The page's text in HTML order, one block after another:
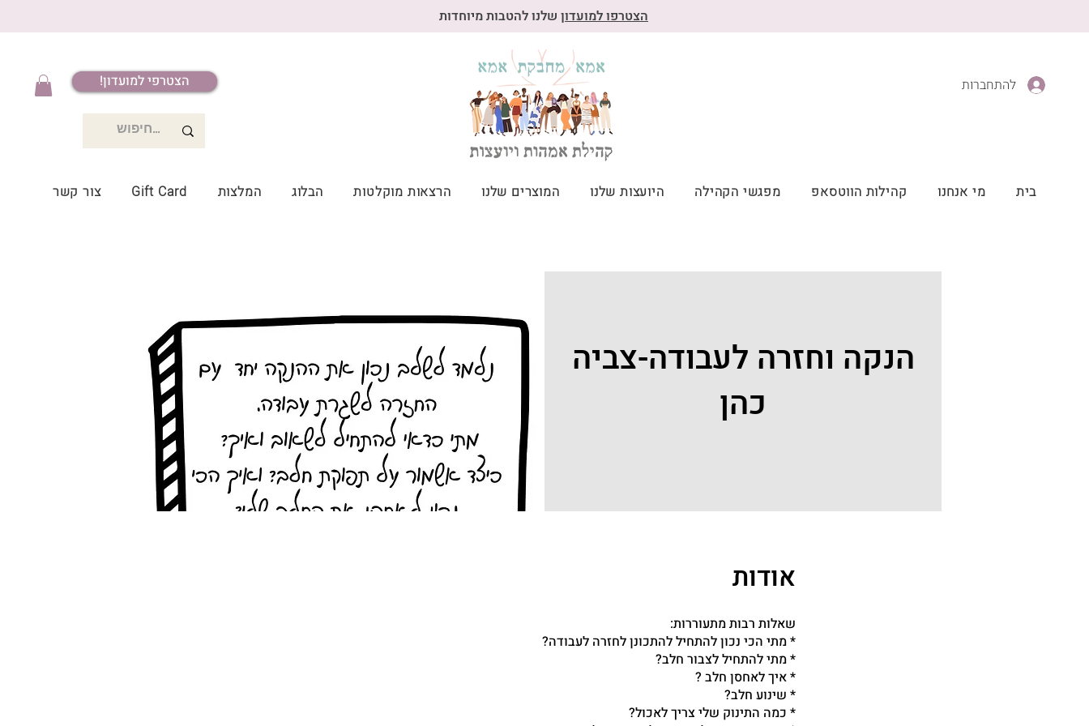
הצטרפו למועדון שלנו להטבות מיוחדות
הצטרפי למועדון! להתחברות
בית מי אנחנו קהילות הווטסאפ מפגשי הקהילה היועצות שלנו המוצרים שלנו הרצאות מוקלטות הבלוג המלצות Gift Card צור קשר
הנקה וחזרה לעבודה-צביה
כהן
אודות